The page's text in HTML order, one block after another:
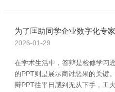
为了匡助同学企业数字化专
2026-01-29
在学术生活中，答辩是检修学习
的PPT则是展示商讨恶果的关键
辩PPT往平日感到无从下手，工